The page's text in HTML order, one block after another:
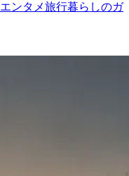
エンタメ旅行暮らしのガ